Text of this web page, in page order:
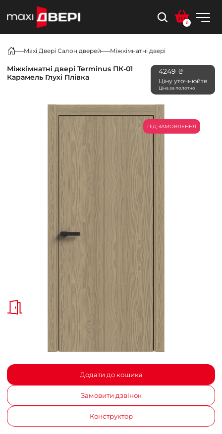
0
Maxi Двері Салон дверей Міжкімнатні двері
Міжкімнатні двері Terminus ПК-01
Карамель Глухі Плівка
4249 ₴
Ціну уточнюйте
Ціна за полотно
ПІД ЗАМОВЛЕННЯ
Додати до кошика
Замовити дзвінок
Конструктор